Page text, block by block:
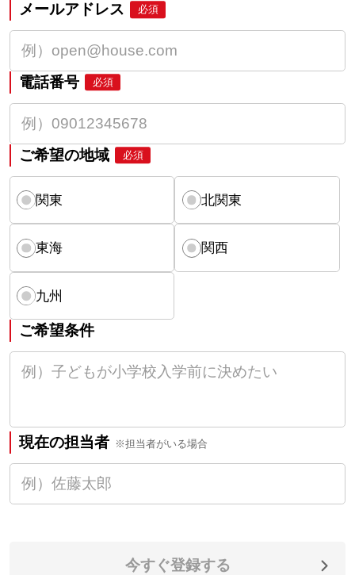
メールアドレス 必須
電話番号 必須
ご希望の地域 必須
関東 北関東
東海 関西
九州
ご希望条件
現在の担当者 ※担当者がいる場合
今すぐ登録する